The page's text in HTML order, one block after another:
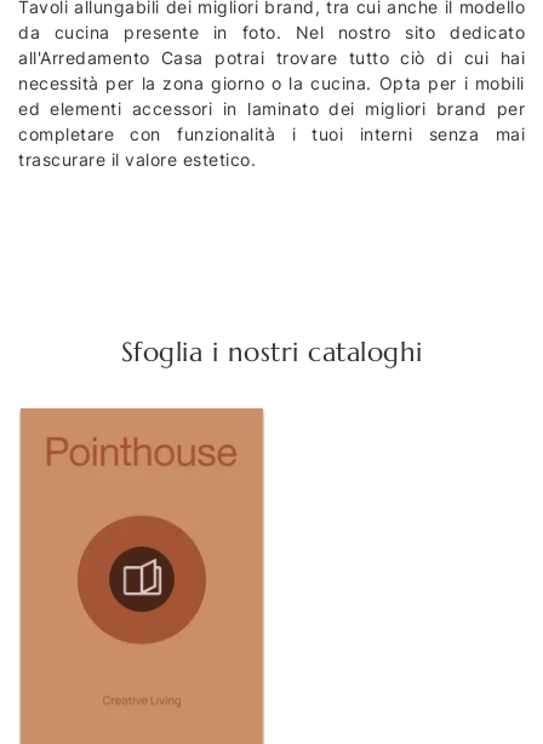
Tavoli allungabili dei migliori brand, tra cui anche il modello
da cucina presente in foto. Nel nostro sito dedicato
all'Arredamento Casa potrai trovare tutto ciò di cui hai
necessità per la zona giorno o la cucina. Opta per i mobili
ed elementi accessori in laminato dei migliori brand per
completare con funzionalità i tuoi interni senza mai
trascurare il valore estetico.
Sfoglia i nostri cataloghi